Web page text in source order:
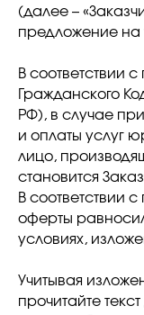
(далее –
предложение на
В соответствии с
Гражданского
РФ), в случае
и оплаты услуг
лицо,
становится
В соответствии
оферты
условиях,
Учитывая
прочитайте